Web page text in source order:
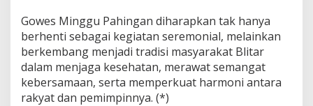
Gowes Minggu Pahingan diharapkan tak hanya
berhenti sebagai kegiatan seremonial, melainkan
berkembang menjadi tradisi masyarakat Blitar
dalam menjaga kesehatan, merawat semangat
kebersamaan, serta memperkuat harmoni antara
rakyat dan pemimpinnya. (*)